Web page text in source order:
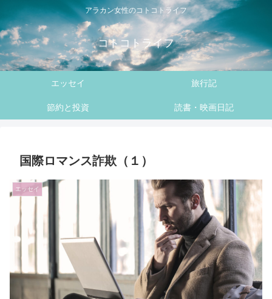
アラカン女性のコトコトライフ
コトコトライフ
エッセイ 旅行記
節約と投資 読書・映画日記
国際ロマンス詐欺（１）
エッセイ